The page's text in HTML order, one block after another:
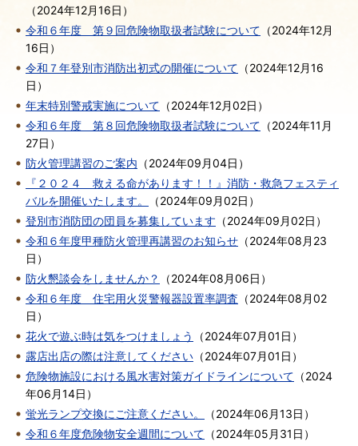
（2024年12月16日 ）
令和６年度 第９回危険物取扱者試験について （2024年12月
16日 ）
令和７年登別市消防出初式の開催について （2024年12月16
日 ）
年末特別警戒実施について （2024年12月02日 ）
令和６年度 第８回危険物取扱者試験について （2024年11月
27日 ）
防火管理講習のご案内 （2024年09月04日 ）
『２０２４ 救える命があります！！』消防・救急フェスティ
バルを開催いたします。
（2024年09月02日 ）
登別市消防団の団員を募集しています （2024年09月02日 ）
令和６年度甲種防火管理再講習のお知らせ （2024年08月23
日 ）
防火懇談会をしませんか？
（2024年08月06日 ）
令和６年度 住宅用火災警報器設置率調査 （2024年08月02
日 ）
花火で遊ぶ時は気をつけましょう
（2024年07月01日 ）
露店出店の際は注意してください （2024年07月01日 ）
危険物施設における風水害対策ガイドラインについて （2024
年06月14日 ）
蛍光ランプ交換にご注意ください。
（2024年06月13日 ）
令和６年度危険物安全週間について （2024年05月31日 ）